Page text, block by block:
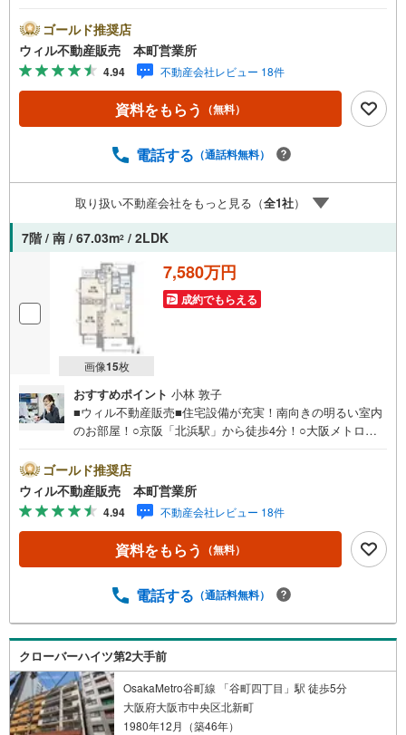
当者のお声がけください。■キッズスペースもございますの
で、小さなお子様がいらっしゃるご家庭もお気軽のご来場
ください！＝＝＝＝＝＝＝＝＝＝＝＝＝＝＝＝＝＝＝＝＝
＝＝＝＝＝＝＝＝＝【営業時間 10:00～19:00】（定休日な
し）火曜日・水曜日も営業しております。上記時間はお電
話が繋がりやすくなっております。ぜひお気軽にご連絡下
（無料）」ボタンよりご希望の日時をご記入いただけます
当、ローン担当が居ますので、何でも気軽にご相談いただ
けます！■リフォーム担当と一緒に現地見学を行い、その場
でリフォームのご提案等をさせていただきます！■物件管理
システムを使えば、ネットに掲載されていない物件のご紹
介も可能です！
ゴールド推奨店
ウィル不動産販売 本町営業所
4.94 不動産会社レビュー 18件
資料をもらう （無料）
電話する （通話料無料）
取り扱い不動産会社をもっと見る（全1社）
7階 / 南 / 67.03m2 / 2LDK
画像15枚
7,580万円
成約でもらえる
おすすめポイント 小林 敦子
■ウィル不動産販売■住宅設備が充実！南向きの明るい室内
のお部屋！○京阪「北浜駅」から徒歩4分！○大阪メトロ
ら徒歩9分！○大阪メトロ「天満橋駅」から徒歩9分！○不在
時も再配達不要！宅配ボックスあり！○ペットと暮らせるマ
ンション！○ALSOKと連携したセキュリティシステムあ
り！○『中大江小学校』まで徒歩8分！○『ライフ』まで徒
歩3分！○「東横堀緑道』まで徒歩3分！○『東中学校』まで
徒歩17分！【弊社の特徴について】■お車でのご来場も可
で、担当者のお声がけください。■キッズスペースもござい
ご来場ください！ ＝＝＝＝＝＝＝＝＝＝＝＝＝＝＝＝＝＝
＝＝＝＝＝＝＝＝＝＝＝＝【営業時間 10:00～19:00】（定
休日なし）火曜日・水曜日も営業しております。 上記時間
はお電話が繋がりやすくなっております。ぜひお気軽にご
連絡下さい！
ゴールド推奨店
ウィル不動産販売 本町営業所
4.94 不動産会社レビュー 18件
資料をもらう （無料）
電話する （通話料無料）
クローバーハイツ第2大手前
OsakaMetro谷町線 「谷町四丁目」駅 徒歩5分
大阪府大阪市中央区北新町
1980年12月（築46年）